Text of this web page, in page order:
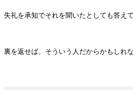
失礼を承知でそれを聞いたとしても答え
裏を返せば、そういう人だからかもしれな